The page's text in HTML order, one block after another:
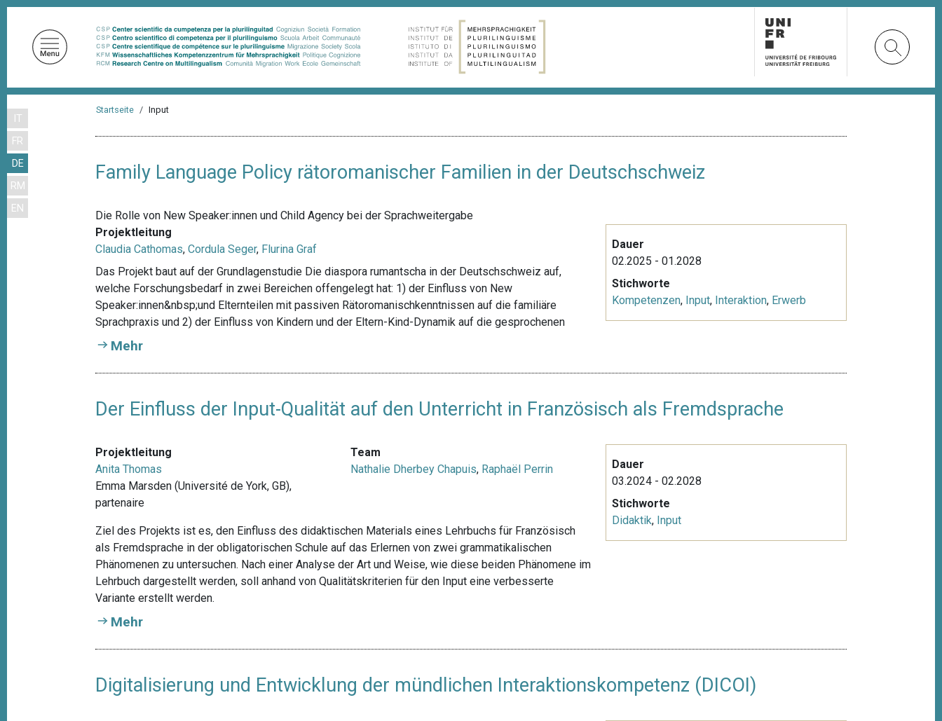
D
IT
FR
DE
RM
EN
Startseite Input
Family Language Policy rätoromanischer Familien in der Deutschschweiz
Die Rolle von New Speaker:innen und Child Agency bei der Sprachweitergabe
Projektleitung
Claudia Cathomas,Cordula Seger, Flurina Graf
Das Projekt baut auf der Grundlagenstudie Die diaspora rumantscha in der Deutschschweiz auf,
welche Forschungsbedarf in zwei Bereichen offengelegt hat: 1) der Einfluss von New
Speaker:innen&nbsp;und Elternteilen mit passiven Rätoromanischkenntnissen auf die familiäre
Sprachpraxis und 2) der Einfluss von Kindern und der Eltern-Kind-Dynamik auf die gesprochenen
Mehr
Dauer
02.2025 - 01.2028
Stichworte
Kompetenzen, Input, Interaktion, Erwerb
Der Einfluss der Input-Qualität auf den Unterricht in Französisch als Fremdsprache
Projektleitung
Anita Thomas
Emma Marsden (Université de York, GB),
partenaire
Team
Nathalie Dherbey Chapuis, Raphaël Perrin
Ziel des Projekts ist es, den Einfluss des didaktischen Materials eines Lehrbuchs für Französisch
als Fremdsprache in der obligatorischen Schule auf das Erlernen von zwei grammatikalischen
Phänomenen zu untersuchen. Nach einer Analyse der Art und Weise, wie diese beiden Phänomene im
Lehrbuch dargestellt werden, soll anhand von Qualitätskriterien für den Input eine verbesserte
Variante erstellt werden.
Mehr
Dauer
03.2024 - 02.2028
Stichworte
Didaktik, Input
Digitalisierung und Entwicklung der mündlichen Interaktionskompetenz (DICOI)